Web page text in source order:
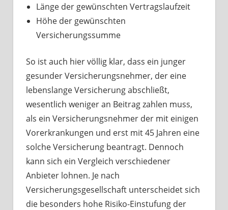
Länge der gewünschten Vertragslaufzeit
Höhe der gewünschten
Versicherungssumme
So ist auch hier völlig klar, dass ein junger
gesunder Versicherungsnehmer, der eine
lebenslange Versicherung abschließt,
wesentlich weniger an Beitrag zahlen muss,
als ein Versicherungsnehmer der mit einigen
Vorerkrankungen und erst mit 45 Jahren eine
solche Versicherung beantragt. Dennoch
kann sich ein Vergleich verschiedener
Anbieter lohnen. Je nach
Versicherungsgesellschaft unterscheidet sich
die besonders hohe Risiko-Einstufung der